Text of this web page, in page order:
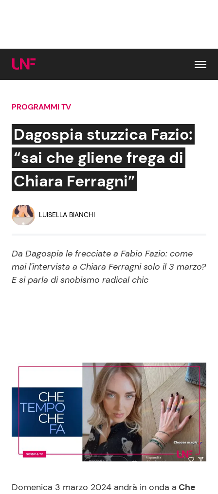
Cerca:
News e Cronaca
Attualità Italiana
Economia
Persone Scomparse
Politica
Gossip e TV
Bellezze VIP
Programmi TV
Reality e Talent
News Cinema
News Musica
News Spettacolo
News dal mondo
Benessere Cucina e Ricette
PROGRAMMI TV
Dagospia stuzzica Fazio:
“sai che gliene frega di
Chiara Ferragni”
LUISELLA BIANCHI
Da Dagospia le frecciate a Fabio Fazio: come
mai l'intervista a Chiara Ferragni solo il 3 marzo?
E si parla di snobismo radical chic
Domenica 3 marzo 2024 andrà in onda a Che